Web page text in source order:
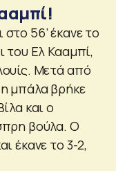
56’ έκανε το
του Ελ Κααμπί,
Μετά από
μπάλα βρήκε
και ο
βούλα. Ο
έκανε το 3-2,